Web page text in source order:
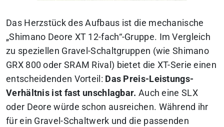
Das Herzstück des Aufbaus ist die mechanische
„Shimano Deore XT 12-fach“-Gruppe. Im Vergleich
zu speziellen Gravel-Schaltgruppen (wie Shimano
GRX 800 oder SRAM Rival) bietet die XT-Serie einen
entscheidenden Vorteil: Das Preis-Leistungs-
Verhältnis ist fast unschlagbar. Auch eine SLX
oder Deore würde schon ausreichen. Während ihr
für ein Gravel-Schaltwerk und die passenden